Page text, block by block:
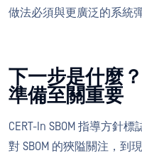
做法必須與更廣泛的系統
下一步是什麼
準備至關重要
CERT-In SBOM 指導方針
對 SBOM 的狹隘關注，到